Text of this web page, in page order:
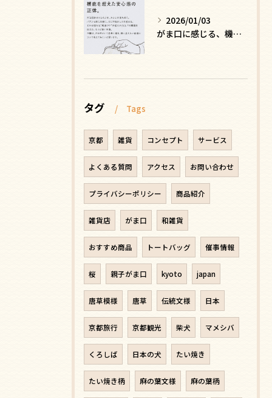
2026/01/03
がま口に感じる、機能を超えた安心感の正体
タグ Tags
京都 雑貨 コンセプト サービス
よくある質問 アクセス お問い合わせ
プライバシーポリシー 商品紹介
雑貨店 がま口 和雑貨
おすすめ商品 トートバッグ 催事情報
桜 親子がま口 kyoto japan
唐草模様 唐草 伝統文様 日本
京都旅行 京都観光 柴犬 マメシバ
くろしば 日本の犬 たい焼き
たい焼き柄 麻の葉文様 麻の葉柄